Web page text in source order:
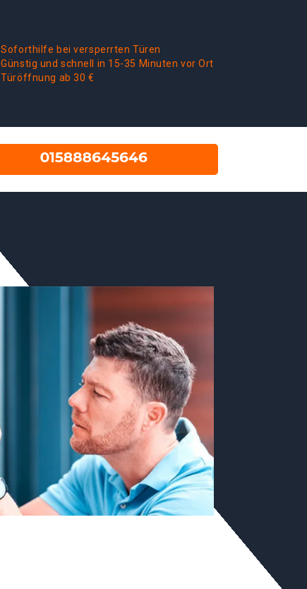
Soforthilfe bei versperrten Türen
Günstig und schnell in 15-35 Minuten vor Ort
Türöffnung ab 30 €